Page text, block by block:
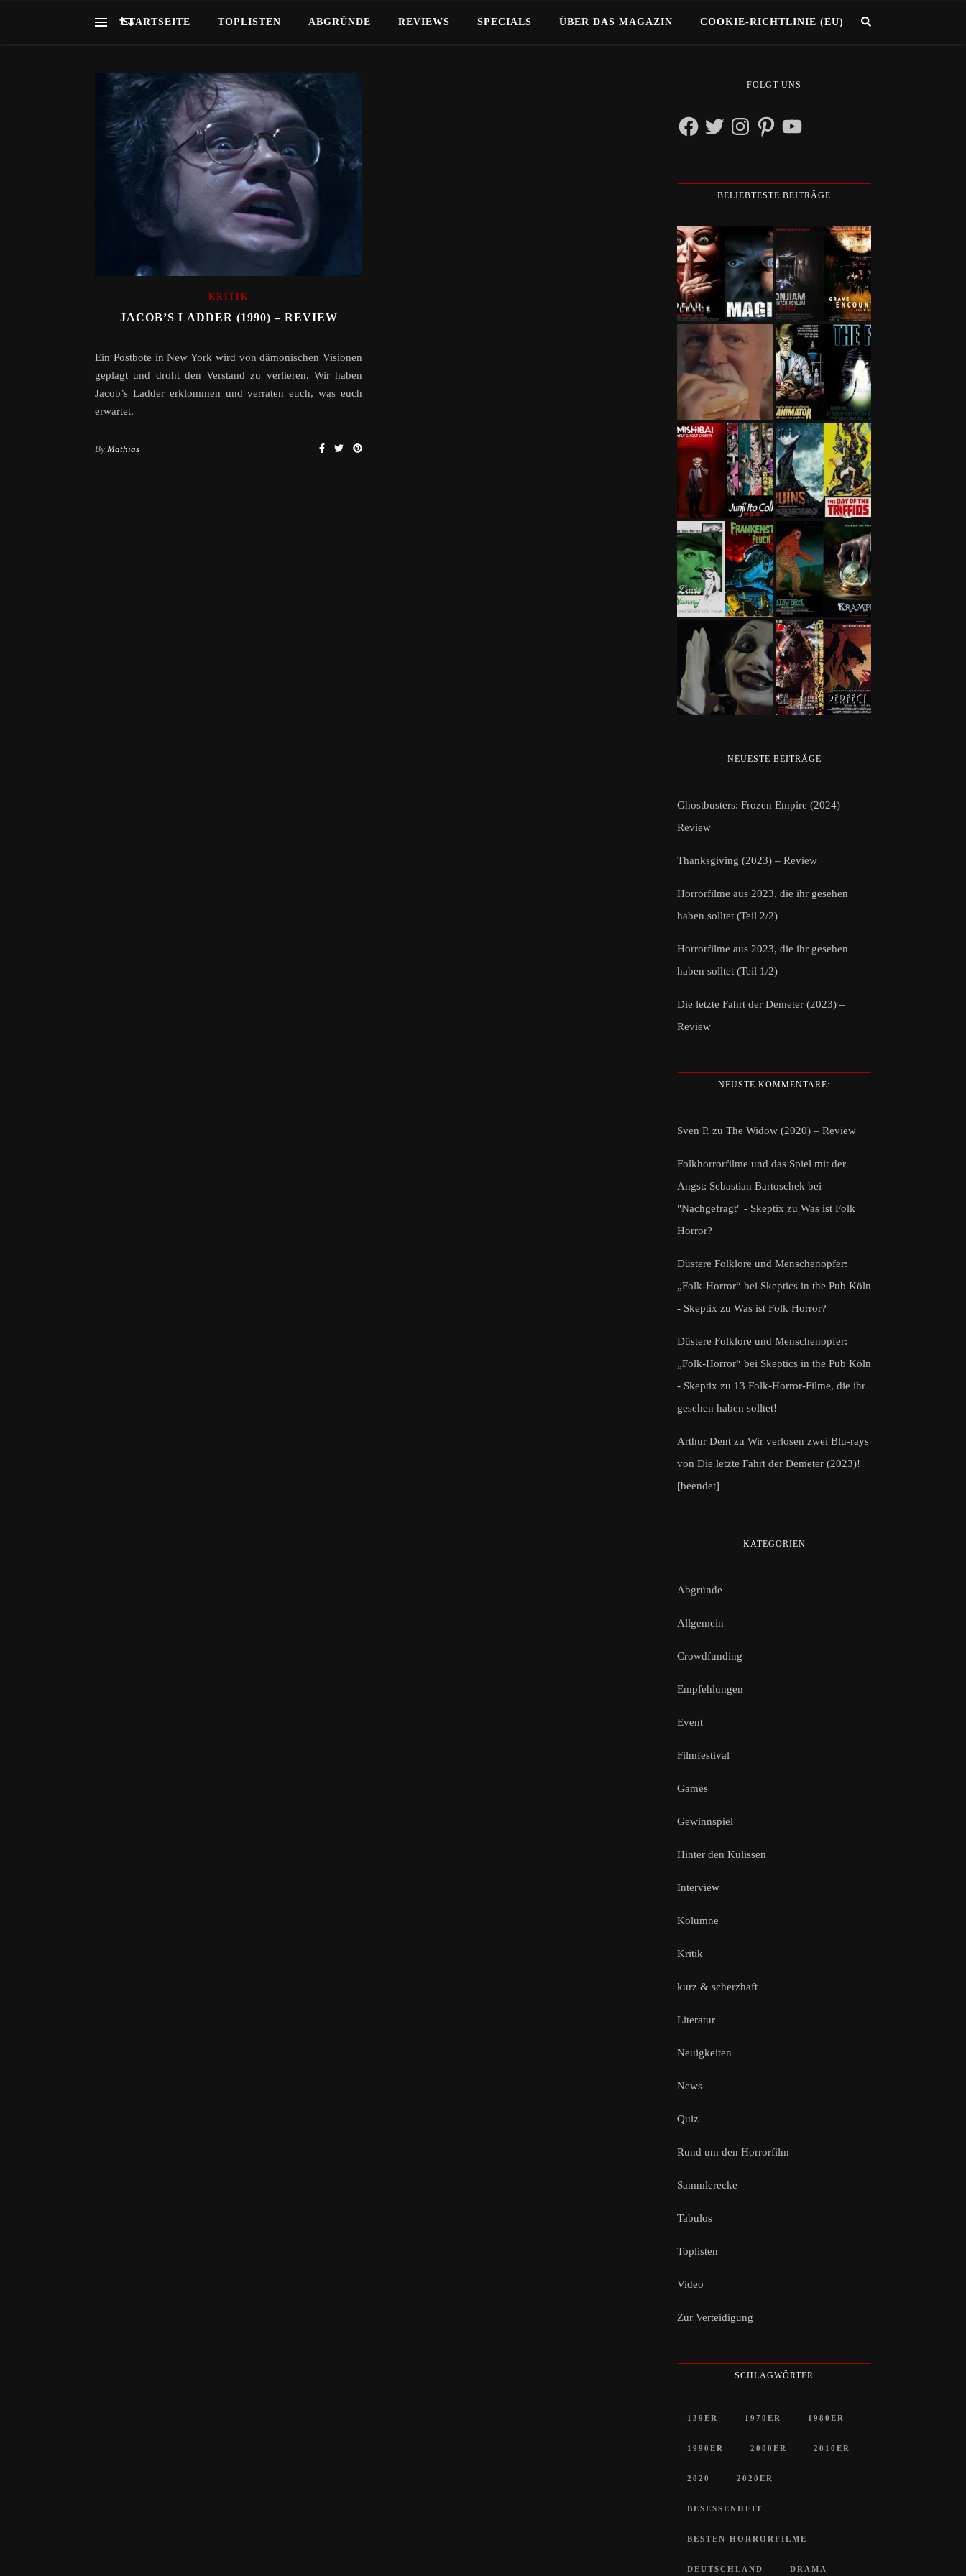
STARTSEITE TOPLISTEN ABGRÜNDE REVIEWS SPECIALS ÜBER DAS MAGAZIN COOKIE-RICHTLINIE (EU)
KRITIK
JACOB’S LADDER (1990) – REVIEW
Ein Postbote in New York wird von dämonischen Visionen
geplagt und droht den Verstand zu verlieren. Wir haben
Jacob’s Ladder erklommen und verraten euch, was euch
erwartet.
By Mathias
FOLGT UNS
FacebookTwitterInstagramPinterestYouTube
BELIEBTESTE BEITRÄGE
NEUESTE BEITRÄGE
Ghostbusters: Frozen Empire (2024) –
Review
Thanksgiving (2023) – Review
Horrorfilme aus 2023, die ihr gesehen
haben solltet (Teil 2/2)
Horrorfilme aus 2023, die ihr gesehen
haben solltet (Teil 1/2)
Die letzte Fahrt der Demeter (2023) –
Review
NEUSTE KOMMENTARE:
Sven P. zu The Widow (2020) – Review
Folkhorrorfilme und das Spiel mit der
Angst: Sebastian Bartoschek bei
"Nachgefragt" - Skeptix zu Was ist Folk
Horror?
Düstere Folklore und Menschenopfer:
„Folk-Horror“ bei Skeptics in the Pub Köln
- Skeptix zu Was ist Folk Horror?
Düstere Folklore und Menschenopfer:
„Folk-Horror“ bei Skeptics in the Pub Köln
- Skeptix zu 13 Folk-Horror-Filme, die ihr
gesehen haben solltet!
Arthur Dent zu Wir verlosen zwei Blu-rays
von Die letzte Fahrt der Demeter (2023)!
[beendet]
KATEGORIEN
Abgründe
Allgemein
Crowdfunding
Empfehlungen
Event
Filmfestival
Games
Gewinnspiel
Hinter den Kulissen
Interview
Kolumne
Kritik
kurz & scherzhaft
Literatur
Neuigkeiten
News
Quiz
Rund um den Horrorfilm
Sammlerecke
Tabulos
Toplisten
Video
Zur Verteidigung
SCHLAGWÖRTER
139ER 1970ER 1980ER
1990ER 2000ER 2010ER
2020 2020ER
BESESSENHEIT
BESTEN HORRORFILME
DEUTSCHLAND DRAMA